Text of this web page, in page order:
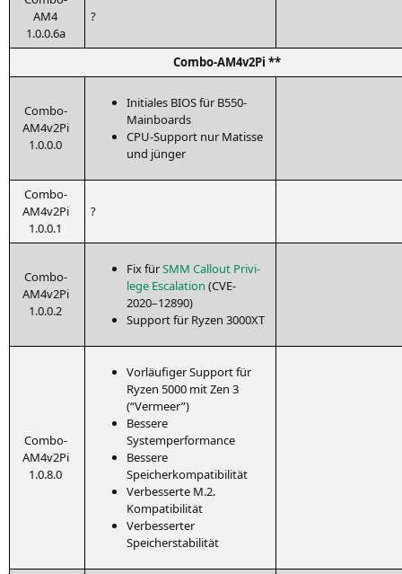
AM4
1.0.0.6a
?
Com­bo-AM4­v2Pi **
Com­bo-
AM4­v2Pi
1.0.0.0
Initia­les BIOSfür B550-
Mainboards
CPU-Sup­port nur Matis­se
und jünger
Com­bo-
AM4­v2Pi
1.0.0.1
?
Com­bo-
AM4­v2Pi
1.0.0.2
Fix fürSMM Call­out Pri­vi­
le­ge Escala­ti­on (CVE-
2020–12890)
Sup­port für Ryzen 3000XT
Com­bo-
AM4­v2Pi
1.0.8.0
Vor­läu­fi­ger Sup­port für
Ryzen 5000 mit Zen 3
(“Ver­meer”)
Bes­se­re
Systemperformance
Bes­se­re
Speicherkompatibilität
Ver­bes­ser­te M.2.
Kompatibilität
Ver­bes­ser­ter
Speicherstabilität